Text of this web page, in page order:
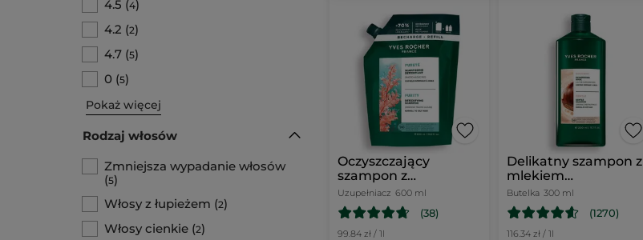
4.5 (4)
4.2 (2)
4.7 (5)
0 (5)
Pokaż więcej
Rodzaj włosów
Zmniejsza wypadanie włosów
(5)
Włosy z łupieżem (2)
Włosy cienkie (2)
Oczyszczający
szampon z
makroalgą
uzupełniacz 600 ml
Uzupełniacz 600 ml
(38)
99.84 zł / 1l
Delikatny szampon z
mlekiem
kasztanowym 300 ml
Butelka 300 ml
(1270)
116.34 zł / 1l